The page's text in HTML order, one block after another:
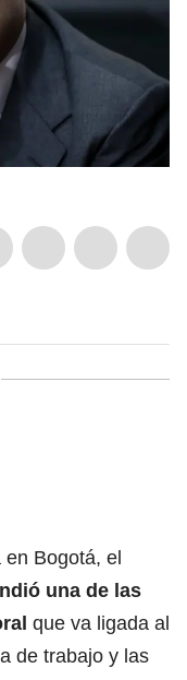
Bogotá, el
una de las
que va ligada al
de trabajo y las